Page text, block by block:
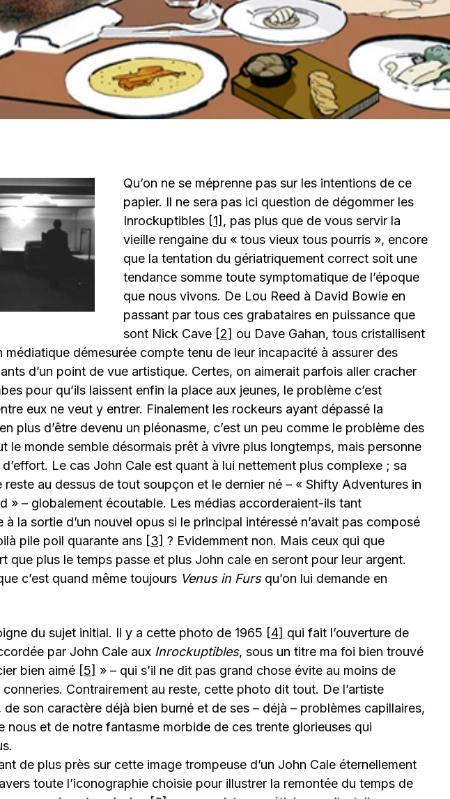
Qu’on ne se méprenne pas sur les intentions de ce
papier. Il ne sera pas ici question de dégommer les
Inrockuptibles [1] , pas plus que de vous servir la
vieille rengaine du « tous vieux tous pourris », encore
que la tentation du gériatriquement correct soit une
tendance somme toute symptomatique de l’époque
que nous vivons. De Lou Reed à David Bowie en
passant par tous ces grabataires en puissance que
sont Nick Cave [2] ou Dave Gahan, tous cristallisent
médiatique démesurée compte tenu de leur incapacité à assurer des
d’un point de vue artistique. Certes, on aimerait parfois aller cracher
pour qu’ils laissent enfin la place aux jeunes, le problème c’est
eux ne veut y entrer. Finalement les rockeurs ayant dépassé la
plus d’être devenu un pléonasme, c’est un peu comme le problème des
le monde semble désormais prêt à vivre plus longtemps, mais personne
Le cas John Cale est quant à lui nettement plus complexe ; sa
reste au dessus de tout soupçon et le dernier né – « Shifty Adventures in
» – globalement écoutable. Les médias accorderaient-ils tant
à la sortie d’un nouvel opus si le principal intéressé n’avait pas composé
pile poil quarante ans [3] ? Evidemment non. Mais ceux qui que
que plus le temps passe et plus John cale en seront pour leur argent.
c’est quand même toujours Venus in Furs qu’on lui demande en
du sujet initial. Il y a cette photo de 1965 [4] qui fait l’ouverture de
par John Cale aux Inrockuptibles, sous un titre ma foi bien trouvé
bien aimé [5] » – qui s’il ne dit pas grand chose évite au moins de
Contrairement au reste, cette photo dit tout. De l’artiste
de son caractère déjà bien burné et de ses – déjà – problèmes capillaires,
nous et de notre fantasme morbide de ces trente glorieuses qui
de plus près sur cette image trompeuse d’un John Cale éternellement
toute l’iconographie choisie pour illustrer la remontée du temps de